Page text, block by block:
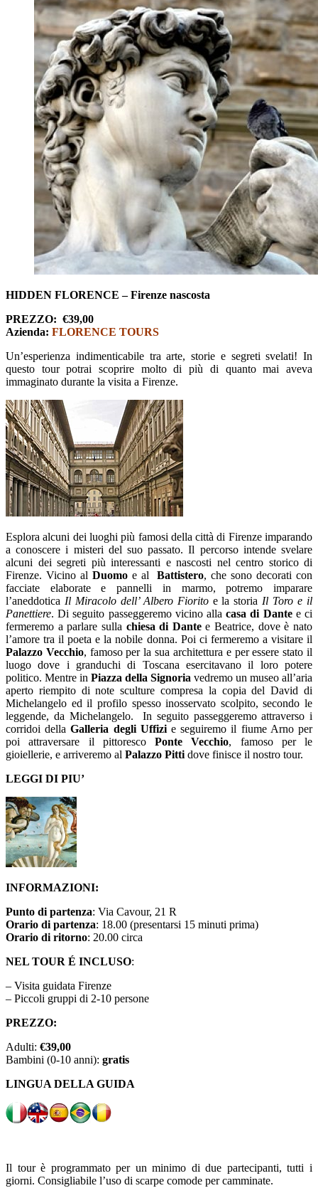
HIDDEN FLORENCE – Firenze nascosta
PREZZO: €39,00
Azienda: FLORENCE TOURS
Un’esperienza indimenticabile tra arte, storie e segreti svelati! In
questo tour potrai scoprire molto di più di quanto mai aveva
immaginato durante la visita a Firenze.
Esplora alcuni dei luoghi più famosi della città di Firenze imparando
a conoscere i misteri del suo passato. Il percorso intende svelare
alcuni dei segreti più interessanti e nascosti nel centro storico di
Firenze. Vicino al Duomoe alBattistero, che sono decorati con
facciate elaborate e pannelli in marmo, potremo imparare
l’aneddotica Il Miracolo dell’ Albero Fiorito e la storia Il Toro e il
Panettiere. Di seguito passeggeremo vicino allacasa di Dantee ci
fermeremo a parlare sulla chiesa di Dantee Beatrice, dove è nato
l’amore tra il poeta e la nobile donna. Poi ci fermeremo a visitare il
Palazzo Vecchio, famoso per la sua architettura e per essere stato il
luogo dove i granduchi di Toscana esercitavano il loro potere
politico. Mentre in Piazza della Signoria vedremo un museo all’aria
aperto riempito di note sculture compresa la copia del David di
Michelangelo ed il profilo spesso inosservato scolpito, secondo le
leggende, da Michelangelo. In seguito passeggeremo attraverso i
corridoi dellaGalleria degli Uffizie seguiremo il fiume Arno per
poi attraversare il pittoresco Ponte Vecchio, famoso per le
gioiellerie, e arriveremo al Palazzo Pitti dove finisce il nostro tour.
LEGGI DI PIU’
INFORMAZIONI:
Punto di partenza: Via Cavour, 21 R
Orario di partenza: 18.00 (presentarsi 15 minuti prima)
Orario di ritorno: 20.00 circa
NEL TOUR É INCLUSO:
– Visita guidata Firenze
– Piccoli gruppi di 2-10 persone
PREZZO:
Adulti: €39,00
Bambini (0-10 anni): gratis
LINGUA DELLA GUIDA
Il tour è programmato per un minimo di due partecipanti, tutti i
giorni. Consigliabile l’uso di scarpe comode per camminate.